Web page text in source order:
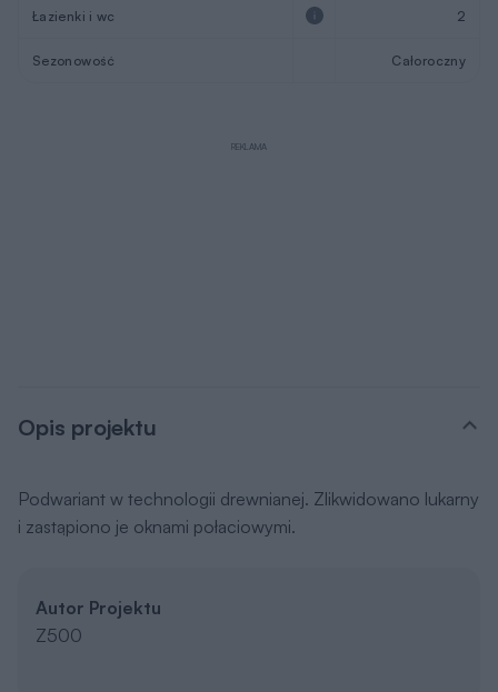
Łazienki i wc 2
Sezonowość Całoroczny
REKLAMA
Opis projektu
Podwariant w technologii drewnianej. Zlikwidowano lukarny
i zastąpiono je oknami połaciowymi.
Autor Projektu
Z500